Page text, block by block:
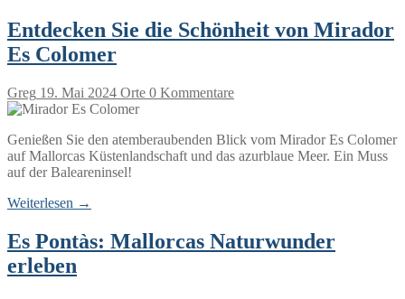
Entdecken Sie die Schönheit von Mirador
Es Colomer
Greg 19. Mai 2024 Orte 0 Kommentare
Genießen Sie den atemberaubenden Blick vom Mirador Es Colomer
auf Mallorcas Küstenlandschaft und das azurblaue Meer. Ein Muss
auf der Baleareninsel!
Weiterlesen →
Es Pontàs: Mallorcas Naturwunder
erleben